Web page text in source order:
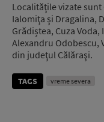
Localităţile vizate
Ialomiţa şi Dragalina,
Grădiștea, Cuza
Alexandru Odobescu,
din judeţul Călăraşi.
TAGS vreme severa